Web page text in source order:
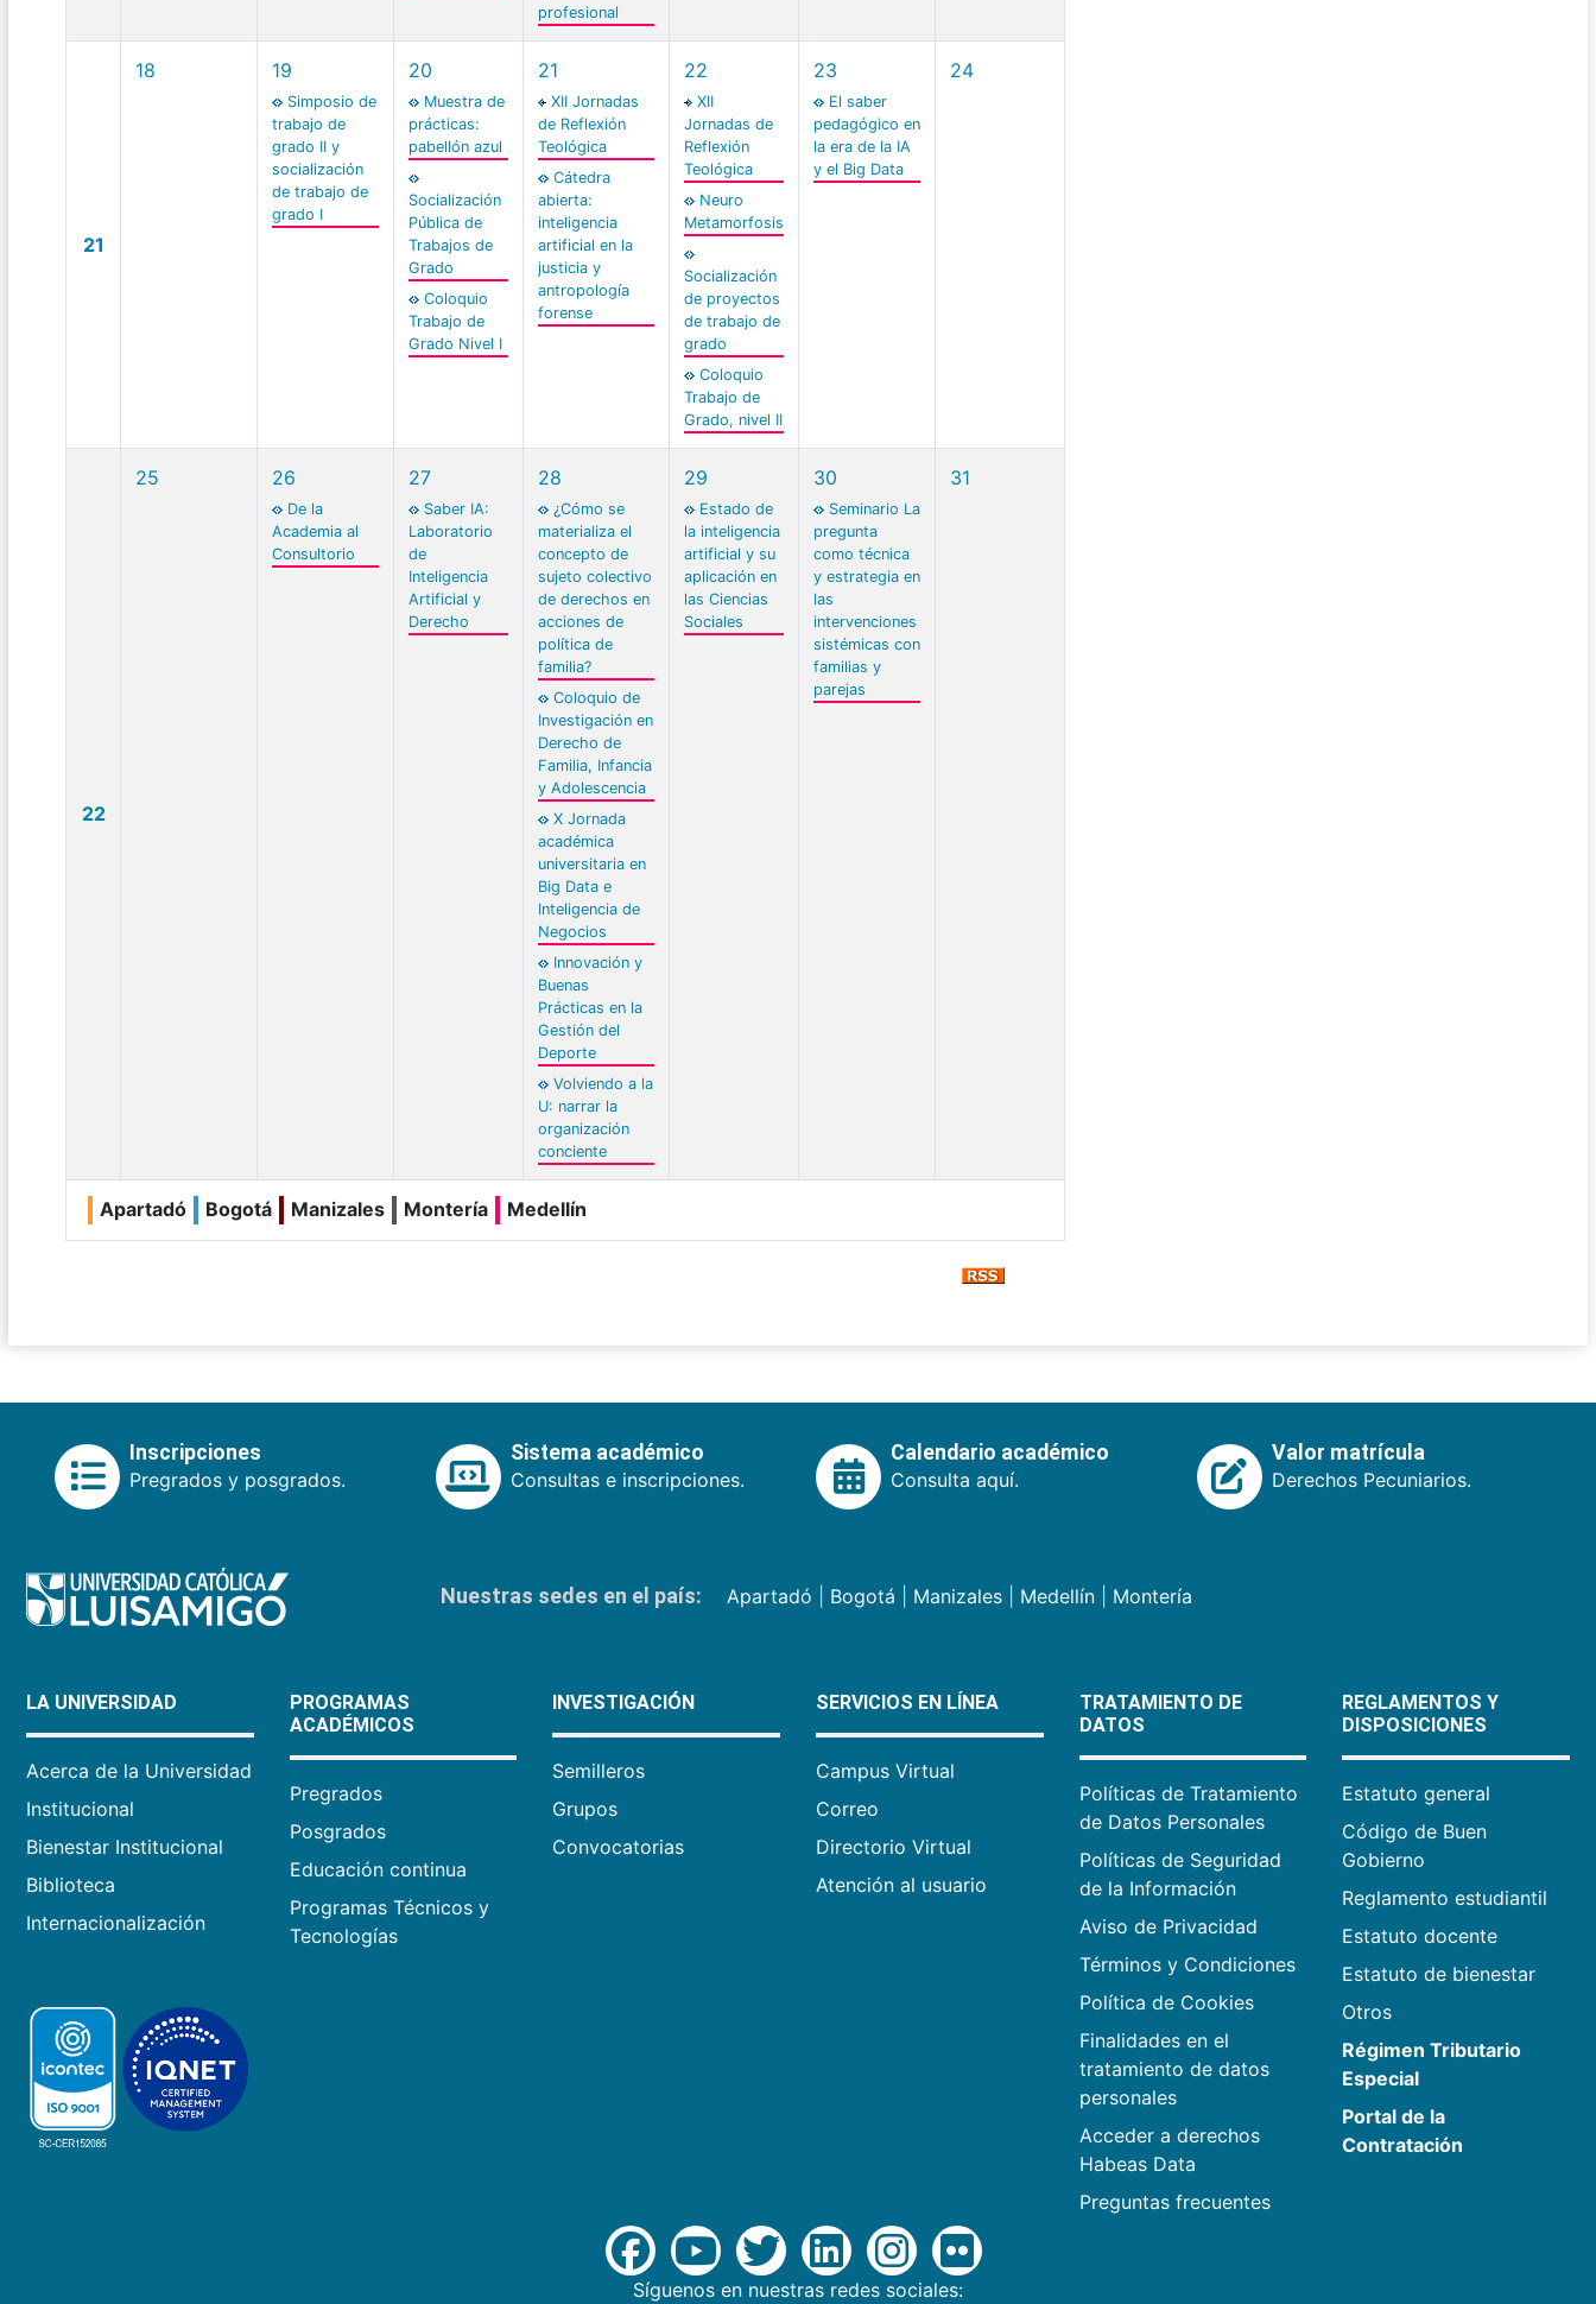
profesional
21
18 19
Simposio de
trabajo de
grado II y
socialización
de trabajo de
grado I
20
Muestra de
prácticas:
pabellón azul
Socialización
Pública de
Trabajos de
Grado
Coloquio
Trabajo de
Grado Nivel I
21
XII Jornadas
de Reflexión
Teológica
Cátedra
abierta:
inteligencia
artificial en la
justicia y
antropología
forense
22
XII
Jornadas de
Reflexión
Teológica
Neuro
Metamorfosis
Socialización
de proyectos
de trabajo de
grado
Coloquio
Trabajo de
Grado, nivel II
23
El saber
pedagógico en
la era de la IA
y el Big Data
24
22
25 26
De la
Academia al
Consultorio
27
Saber IA:
Laboratorio
de
Inteligencia
Artificial y
Derecho
28
¿Cómo se
materializa el
concepto de
sujeto colectivo
de derechos en
acciones de
política de
familia?
Coloquio de
Investigación en
Derecho de
Familia, Infancia
y Adolescencia
X Jornada
académica
universitaria en
Big Data e
Inteligencia de
Negocios
Innovación y
Buenas
Prácticas en la
Gestión del
Deporte
Volviendo a la
U: narrar la
organización
conciente
29
Estado de
la inteligencia
artificial y su
aplicación en
las Ciencias
Sociales
30
Seminario La
pregunta
como técnica
y estrategia en
las
intervenciones
sistémicas con
familias y
parejas
31
Apartadó Bogotá Manizales Montería Medellín
Inscripciones
Pregrados y posgrados.
Sistema académico
Consultas e inscripciones.
Calendario académico
Consulta aquí.
Valor matrícula
Derechos Pecuniarios.
Nuestras sedes en el país: Apartadó Bogotá Manizales| Medellín| Montería
LA UNIVERSIDAD
Acerca de la Universidad
Institucional
Bienestar Institucional
Biblioteca
Internacionalización
PROGRAMAS
ACADÉMICOS
Pregrados
Posgrados
Educación continua
Programas Técnicos y
Tecnologías
INVESTIGACIÓN
Semilleros
Grupos
Convocatorias
SERVICIOS EN LÍNEA
Campus Virtual
Correo
Directorio Virtual
Atención al usuario
TRATAMIENTO DE
DATOS
Políticas de Tratamiento
de Datos Personales
Políticas de Seguridad
de la Información
Aviso de Privacidad
Términos y Condiciones
Política de Cookies
Finalidades en el
tratamiento de datos
personales
Acceder a derechos
Habeas Data
Preguntas frecuentes
REGLAMENTOS Y
DISPOSICIONES
Estatuto general
Código de Buen
Gobierno
Reglamento estudiantil
Estatuto docente
Estatuto de bienestar
Otros
Régimen Tributario
Especial
Portal de la
Contratación
Síguenos en nuestras redes sociales: